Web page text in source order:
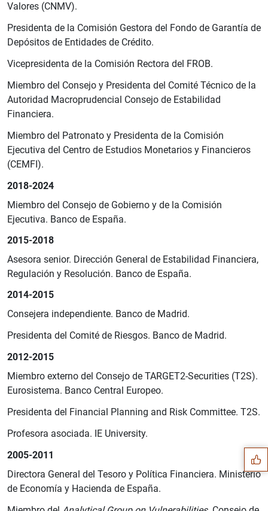
Valores (CNMV).
Presidenta de la Comisión Gestora del Fondo de Garantía de
Depósitos de Entidades de Crédito.
Vicepresidenta de la Comisión Rectora del FROB.
Miembro del Consejo y Presidenta del Comité Técnico de la
Autoridad Macroprudencial Consejo de Estabilidad
Financiera.
Miembro del Patronato y Presidenta de la Comisión
Ejecutiva del Centro de Estudios Monetarios y Financieros
(CEMFI).
2018-2024
Miembro del Consejo de Gobierno y de la Comisión
Ejecutiva. Banco de España.
2015-2018
Asesora senior. Dirección General de Estabilidad Financiera,
Regulación y Resolución. Banco de España.
2014-2015
Consejera independiente. Banco de Madrid.
Presidenta del Comité de Riesgos. Banco de Madrid.
2012-2015
Miembro externo del Consejo de TARGET2-Securities (T2S).
Eurosistema. Banco Central Europeo.
Presidenta del Financial Planning and Risk Committee. T2S.
Profesora asociada. IE University.
2005-2011
Directora General del Tesoro y Política Financiera. Ministerio
de Economía y Hacienda de España.
Sugerencias